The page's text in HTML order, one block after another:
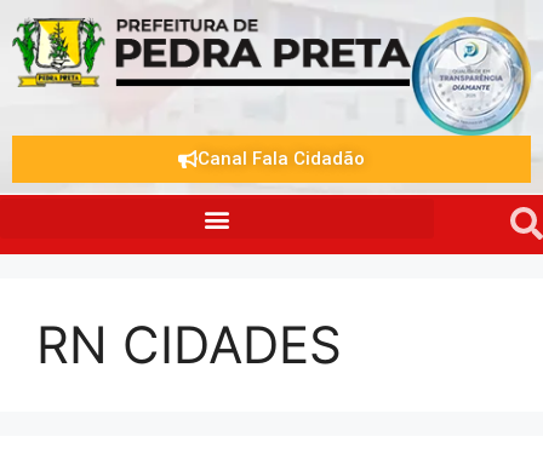
Canal Fala Cidadão
RN CIDADES